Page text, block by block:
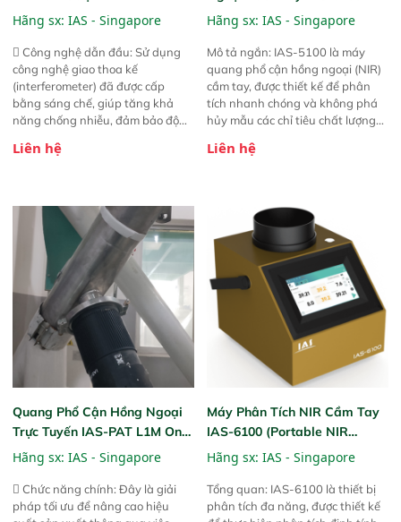
Analyzer Vista-R
Hãng sx: IAS - Singapore
 Công nghệ dẫn đầu: Sử dụng
công nghệ giao thoa kế
(interferometer) đã được cấp
bằng sáng chế, giúp tăng khả
năng chống nhiễu, đảm bảo độ
Phạm vi ứng dụng rộng: Đáp ứng
ngành công nghiệp khác nhau. 
Độ nhạy cao: Trang bị đầu dò
InGaAs độ nhạy cao, cung cấp
phản hồi phổ tuyến tính đầy đủ,
đảm bảo độ chính xác và khả
năng lặp lại tối ưu.
Liên hệ
(Portable NIR Analyzer)
Hãng sx: IAS - Singapore
Mô tả ngắn: IAS-5100 là máy
quang phổ cận hồng ngoại (NIR)
cầm tay, được thiết kế để phân
tích nhanh chóng và không phá
hủy mẫu các chỉ tiêu chất lượng
Thiết bị linh hoạt cho nhiều kịch
trực tiếp ngoài đồng ruộng.
Liên hệ
Quang Phổ Cận Hồng Ngoại
Trực Tuyến IAS-PAT L1M On-
Line NIR
Hãng sx: IAS - Singapore
 Chức năng chính: Đây là giải
pháp tối ưu để nâng cao hiệu
Máy Phân Tích NIR Cầm Tay
IAS-6100 (Portable NIR
Analyzer)
Hãng sx: IAS - Singapore
Tổng quan: IAS-6100 là thiết bị
phân tích đa năng, được thiết kế